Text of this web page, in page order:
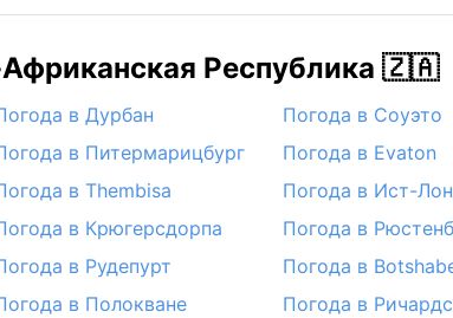
Республика 🇿🇦
в Дурбан
Погода в Соуэто
в Питермарицбург
Погода в Evaton
в Thembisa
Погода в Ист-
в Крюгерсдорпа
Погода в
в Рудепурт
Погода в
в Полокване
Погода в